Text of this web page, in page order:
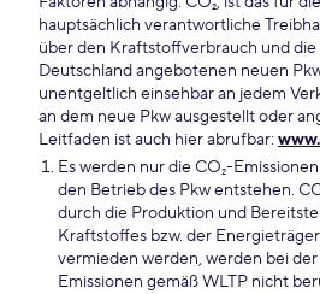
hauptsächlich verantwortliche
über den Kraftstoffverbrauch und die
Deutschland angebotenen neuen
unentgeltlich einsehbar an jedem
an dem neue Pkw ausgestellt oder
Leitfaden ist auch hier abrufbar:
Es werden nur die CO₂-
den Betrieb des Pkw entstehen.
durch die Produktion und
Kraftstoffes bzw. der
vermieden werden, werden bei
Emissionen gemäß WLTP nicht